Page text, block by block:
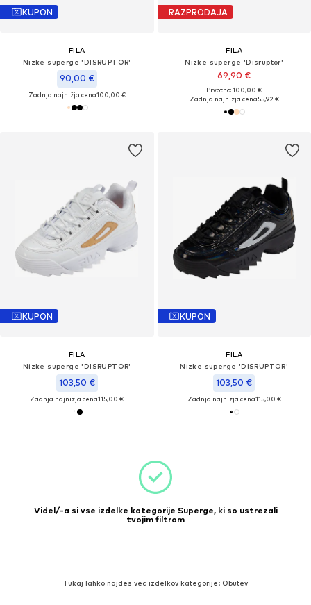
KUPON
FILA
Nizke superge 'DISRUPTOR'
90,00 €
Zadnja najnižja cena100,00 €
RAZPRODAJA
FILA
Nizke superge 'Disruptor'
69,90 €
Prvotno: 100,00 €
Zadnja najnižja cena55,92 €
KUPON
FILA
Nizke superge 'DISRUPTOR'
103,50 €
Zadnja najnižja cena115,00 €
KUPON
FILA
Nizke superge 'DISRUPTOR'
103,50 €
Zadnja najnižja cena115,00 €
Videl/-a si vse izdelke kategorije Superge, ki so ustrezali
tvojim filtrom
Tukaj lahko najdeš več izdelkov kategorije: Obutev